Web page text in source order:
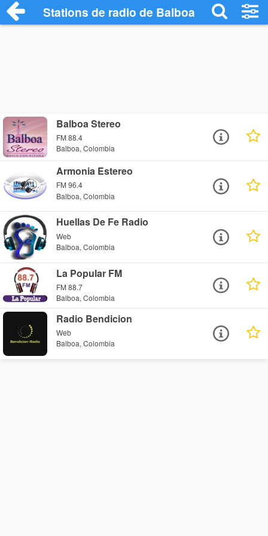
Stations de radio de Balboa
Balboa Stereo
FM 88.4
Balboa, Colombia
Armonia Estereo
FM 96.4
Balboa, Colombia
Huellas De Fe Radio
Web
Balboa, Colombia
La Popular FM
FM 88.7
Balboa, Colombia
Radio Bendicion
Web
Balboa, Colombia